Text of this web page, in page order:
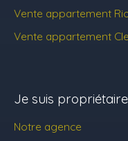
Vente appartement
Vente appartement
Je suis propriétaire
Notre agence